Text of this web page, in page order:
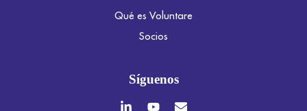
Qué es Voluntare
Socios
Síguenos